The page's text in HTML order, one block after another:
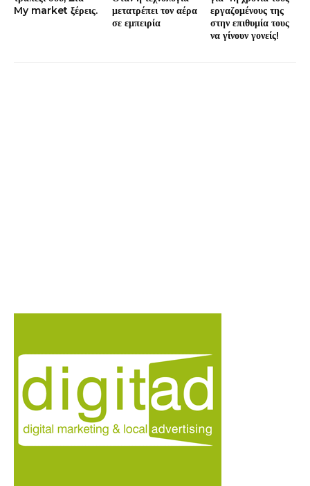
My market ξέρεις.
μετατρέπει τον αέρα
σε εμπειρία
εργαζομένους της
στην επιθυμία τους
να γίνουν γονείς!